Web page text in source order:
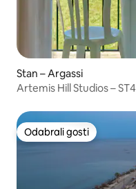
Stan – Argassi
Artemis Hill Studios – ST4
Odabrali gosti
Odabrali gosti